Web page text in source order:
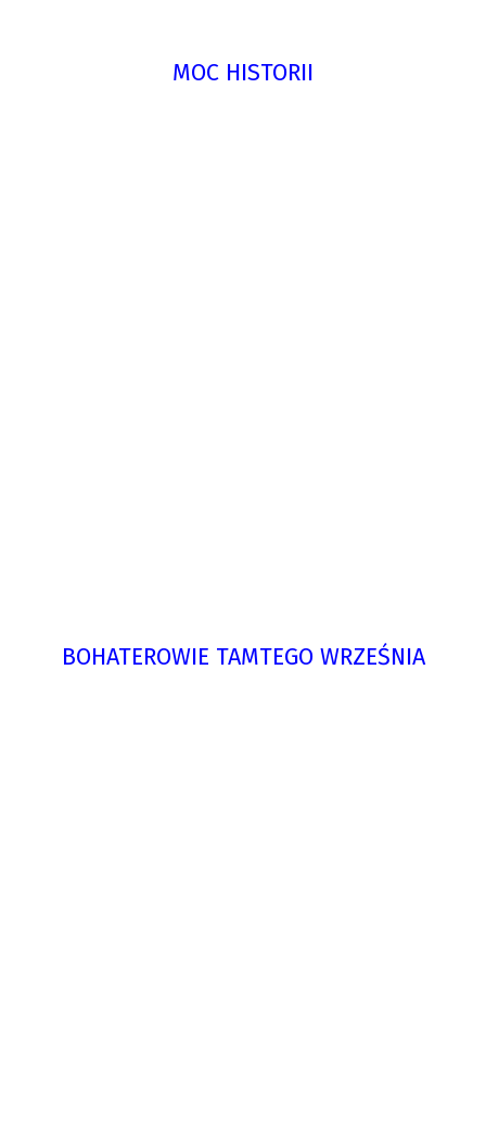
MOC HISTORII
BOHATEROWIE TAMTEGO WRZEŚNIA